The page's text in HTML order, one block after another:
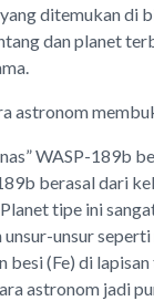
ditemukan di
dan planet
astronom
WASP-189b
berasal dari
tipe ini
unsur
besi (Fe) di
astronom jadi